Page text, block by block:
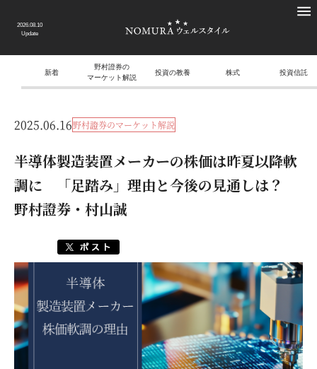
2026.08.10
Update
新着
野村證券の
マーケット解説
投資の教養 株式 投資信託
2025.06.16野村證券のマーケット解説
半導体製造装置メーカーの株価は昨夏以降軟
調に 「足踏み」理由と今後の見通しは？
野村證券・村山誠